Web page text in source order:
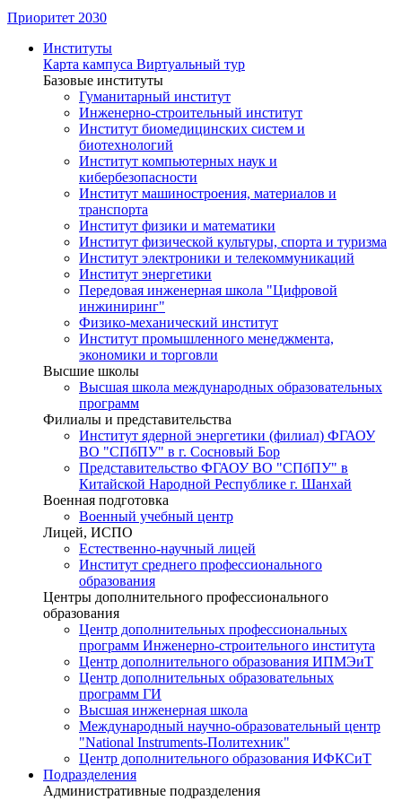
Приоритет 2030
Институты
Карта кампуса Виртуальный тур
Базовые институты
Гуманитарный институт
Инженерно-строительный институт
Институт биомедицинских систем и
биотехнологий
Институт компьютерных наук и
кибербезопасности
Институт машиностроения, материалов и
транспорта
Институт физики и математики
Институт физической культуры, спорта и туризма
Институт электроники и телекоммуникаций
Институт энергетики
Передовая инженерная школа "Цифровой
инжиниринг"
Физико-механический институт
Институт промышленного менеджмента,
экономики и торговли
Высшие школы
Высшая школа международных образовательных
программ
Филиалы и представительства
Институт ядерной энергетики (филиал) ФГАОУ
ВО "СПбПУ" в г. Сосновый Бор
Представительство ФГАОУ ВО "СПбПУ" в
Китайской Народной Республике г. Шанхай
Военная подготовка
Военный учебный центр
Лицей, ИСПО
Естественно-научный лицей
Институт среднего профессионального
образования
Центры дополнительного профессионального
образования
Центр дополнительных профессиональных
программ Инженерно-строительного института
Центр дополнительного образования ИПМЭиТ
Центр дополнительных образовательных
программ ГИ
Высшая инженерная школа
Международный научно-образовательный центр
"National Instruments-Политехник"
Центр дополнительного образования ИФКСиТ
Подразделения
Административные подразделения